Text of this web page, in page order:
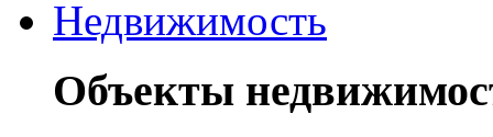
Недвижимость
Объекты